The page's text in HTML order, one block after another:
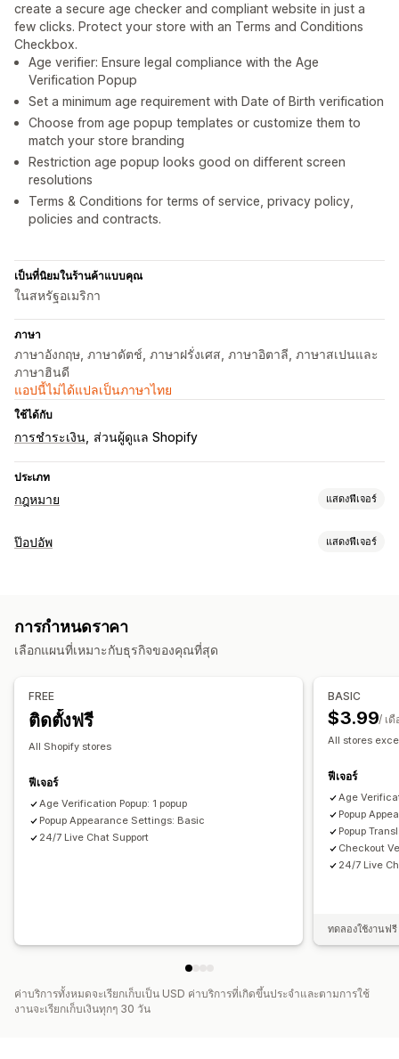
create a secure age checker and compliant website in just a
few clicks. Protect your store with an Terms and Conditions
Checkbox.
Age verifier: Ensure legal compliance with the Age
Verification Popup
Set a minimum age requirement with Date of Birth verification
Choose from age popup templates or customize them to
match your store branding
Restriction age popup looks good on different screen
resolutions
Terms & Conditions for terms of service, privacy policy,
policies and contracts.
เป็นที่นิยมในร้านค้าแบบคุณ
ในสหรัฐอเมริกา
ภาษา
ภาษาอังกฤษ, ภาษาดัตช์, ภาษาฝรั่งเศส, ภาษาอิตาลี, ภาษาสเปนและ
ภาษาฮินดี
แอปนี้ไม่ได้แปลเป็นภาษาไทย
ใช้ได้กับ
การชำระเงิน ส่วนผู้ดูแล Shopify
ประเภท
กฎหมาย แสดงฟีเจอร์
การปฏิบัติตามข้อกำหนด
การปรับแต่ง
ช่องทำเครื่องหมาย
ป๊อปอัพ สีและแบบอักษร
ปุ่ม
ป๊อปอัพ แสดงฟีเจอร์
การจัดการป๊อปอัพ
ทริกเกอร์และกฎ การวิเคราะห์
การกำหนดราคา
เลือกแผนที่เหมาะกับธุรกิจของคุณที่สุด
FREE
ติดตั้งฟรี
All Shopify stores
ฟีเจอร์
Age Verification Popup: 1 popup
Popup Appearance Settings: Basic
24/7 Live Chat Support
BASIC
$3.99/ เ
All stores
ฟีเจอร์
Age
Popup
Popup
Checkout
24/7 Live
ทดลองใช้งานฟ
ค่าบริการทั้งหมดจะเรียกเก็บเป็น USD ค่าบริการที่เกิดขึ้นประจำและตามการใช้
งานจะเรียกเก็บเงินทุกๆ 30 วัน